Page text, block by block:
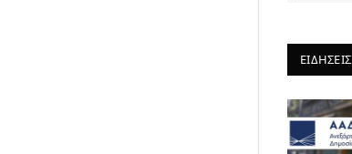
ΕΙΔΉΣΕΙΣ